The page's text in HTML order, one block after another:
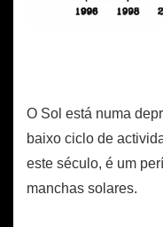
O Sol está numa
baixo ciclo de
este século, é um
manchas solares.